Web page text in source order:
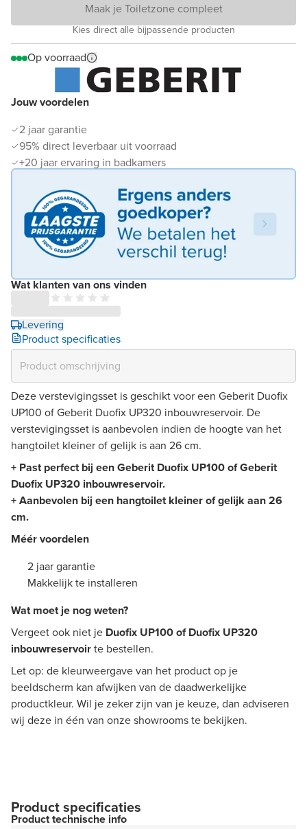
Jouw voordelen
2 jaar garantie
95% direct leverbaar uit voorraad
+20 jaar ervaring in badkamers
Wat klanten van ons vinden
Levering
Product specificaties
Maak je Toiletzone compleet
Kies direct alle bijpassende producten
Op voorraad
Deze verstevigingsset is geschikt voor een Geberit Duofix
UP100 of Geberit Duofix UP320 inbouwreservoir. De
verstevigingsset is aanbevolen indien de hoogte van het
hangtoilet kleiner of gelijk is aan 26 cm.
+ Past perfect bij een Geberit Duofix UP100 of Geberit
Duofix UP320 inbouwreservoir.
+ Aanbevolen bij een hangtoilet kleiner of gelijk aan 26
cm.
Méér voordelen
2 jaar garantie
Makkelijk te installeren
Wat moet je nog weten?
Vergeet ook niet je Duofix UP100 of Duofix UP320
inbouwreservoirte bestellen.
Let op: de kleurweergave van het product op je
beeldscherm kan afwijken van de daadwerkelijke
productkleur. Wil je zeker zijn van je keuze, dan adviseren
wij deze in één van onze showrooms te bekijken.
Product specificaties
Product technische info